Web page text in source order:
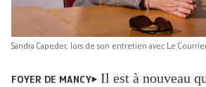
Sandra Capeder, lors de son entretien avec Le
FOYER DE MANCY
Il est à nouveau